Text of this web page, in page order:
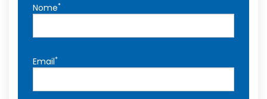
Nome*
Email*